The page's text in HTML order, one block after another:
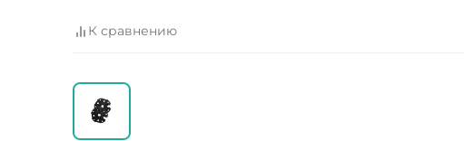
К сравнению